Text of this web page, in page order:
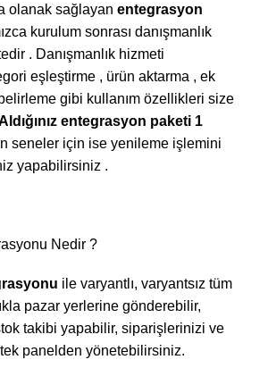
olanak sağlayan entegrasyon
kurulum sonrası danışmanlık
. Danışmanlık hizmeti
eşleştirme , ürün aktarma , ek
gibi kullanım özellikleri size
entegrasyon paketi 1
seneler için ise yenileme işlemini
yapabilirsiniz .
Nedir ?
ile varyantlı, varyantsız tüm
pazar yerlerine gönderebilir,
takibi yapabilir, siparişlerinizi ve
tek panelden yönetebilirsiniz.